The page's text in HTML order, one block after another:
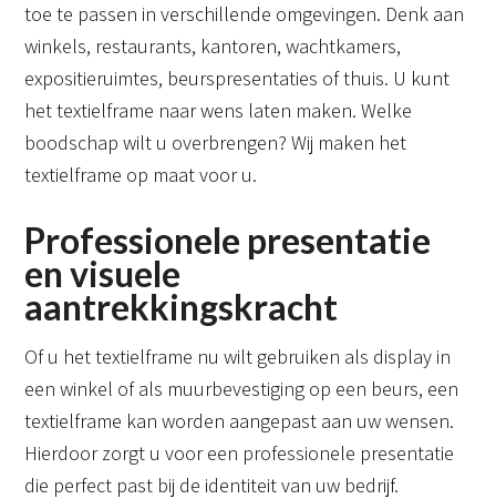
toe te passen in verschillende omgevingen. Denk aan
winkels, restaurants, kantoren, wachtkamers,
expositieruimtes, beurspresentaties of thuis. U kunt
het textielframe naar wens laten maken. Welke
boodschap wilt u overbrengen? Wij maken het
textielframe op maat voor u.
Professionele presentatie
en visuele
aantrekkingskracht
Of u het textielframe nu wilt gebruiken als display in
een winkel of als muurbevestiging op een beurs, een
textielframe kan worden aangepast aan uw wensen.
Hierdoor zorgt u voor een professionele presentatie
die perfect past bij de identiteit van uw bedrijf.